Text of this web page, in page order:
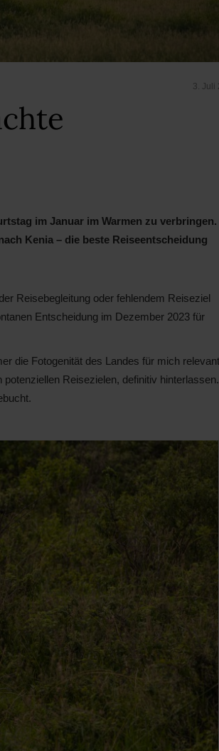
3. Juli
im Januar im Warmen zu verbringen.
Kenia – die beste Reiseentscheidung
Reisebegleitung oder fehlendem Reiseziel
Entscheidung im Dezember 2023 für
die Fotogenität des Landes für mich
Reisezielen, definitiv hinterlassen.